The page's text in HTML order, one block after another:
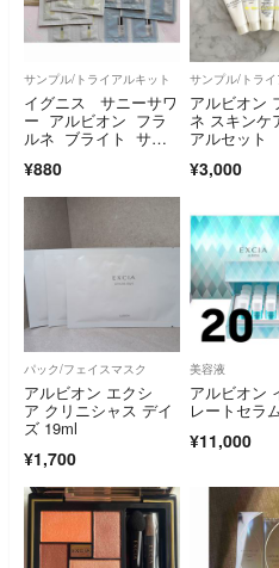
サンプル/トライアルキット
イグニス サニーサワ
ー アルビオン フラ
ルネ ブライト サン
¥880
サンプル/トライ
アルビオン
ネ スキンケ
アルセット
¥3,000
パック/フェイスマスク
アルビオン エクシ
ア クリニシャス デイ
ズ 19ml
¥1,700
美容液
アルビオン
レートセラ
¥11,000